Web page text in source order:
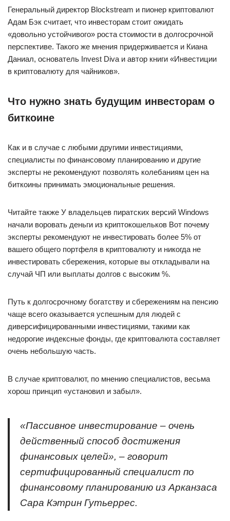
Генеральный директор Blockstream и пионер криптовалют
Адам Бэк считает, что инвесторам стоит ожидать
«довольно устойчивого» роста стоимости в долгосрочной
перспективе. Такого же мнения придерживается и Киана
Даниал, основатель Invest Diva и автор книги «Инвестиции
в криптовалюту для чайников».
Что нужно знать будущим инвесторам о
биткоине
Как и в случае с любыми другими инвестициями,
специалисты по финансовому планированию и другие
эксперты не рекомендуют позволять колебаниям цен на
биткоины принимать эмоциональные решения.
Читайте также У владельцев пиратских версий Windows
начали воровать деньги из криптокошельков Вот почему
эксперты рекомендуют не инвестировать более 5% от
вашего общего портфеля в криптовалюту и никогда не
инвестировать сбережения, которые вы откладывали на
случай ЧП или выплаты долгов с высоким %.
Путь к долгосрочному богатству и сбережениям на пенсию
чаще всего оказывается успешным для людей с
диверсифицированными инвестициями, такими как
недорогие индексные фонды, где криптовалюта составляет
очень небольшую часть.
В случае криптовалют, по мнению специалистов, весьма
хорош принцип «установил и забыл».
«Пассивное инвестирование – очень
действенный способ достижения
финансовых целей», – говорит
сертифицированный специалист по
финансовому планированию из Арканзаса
Сара Кэтрин Гутьеррес.